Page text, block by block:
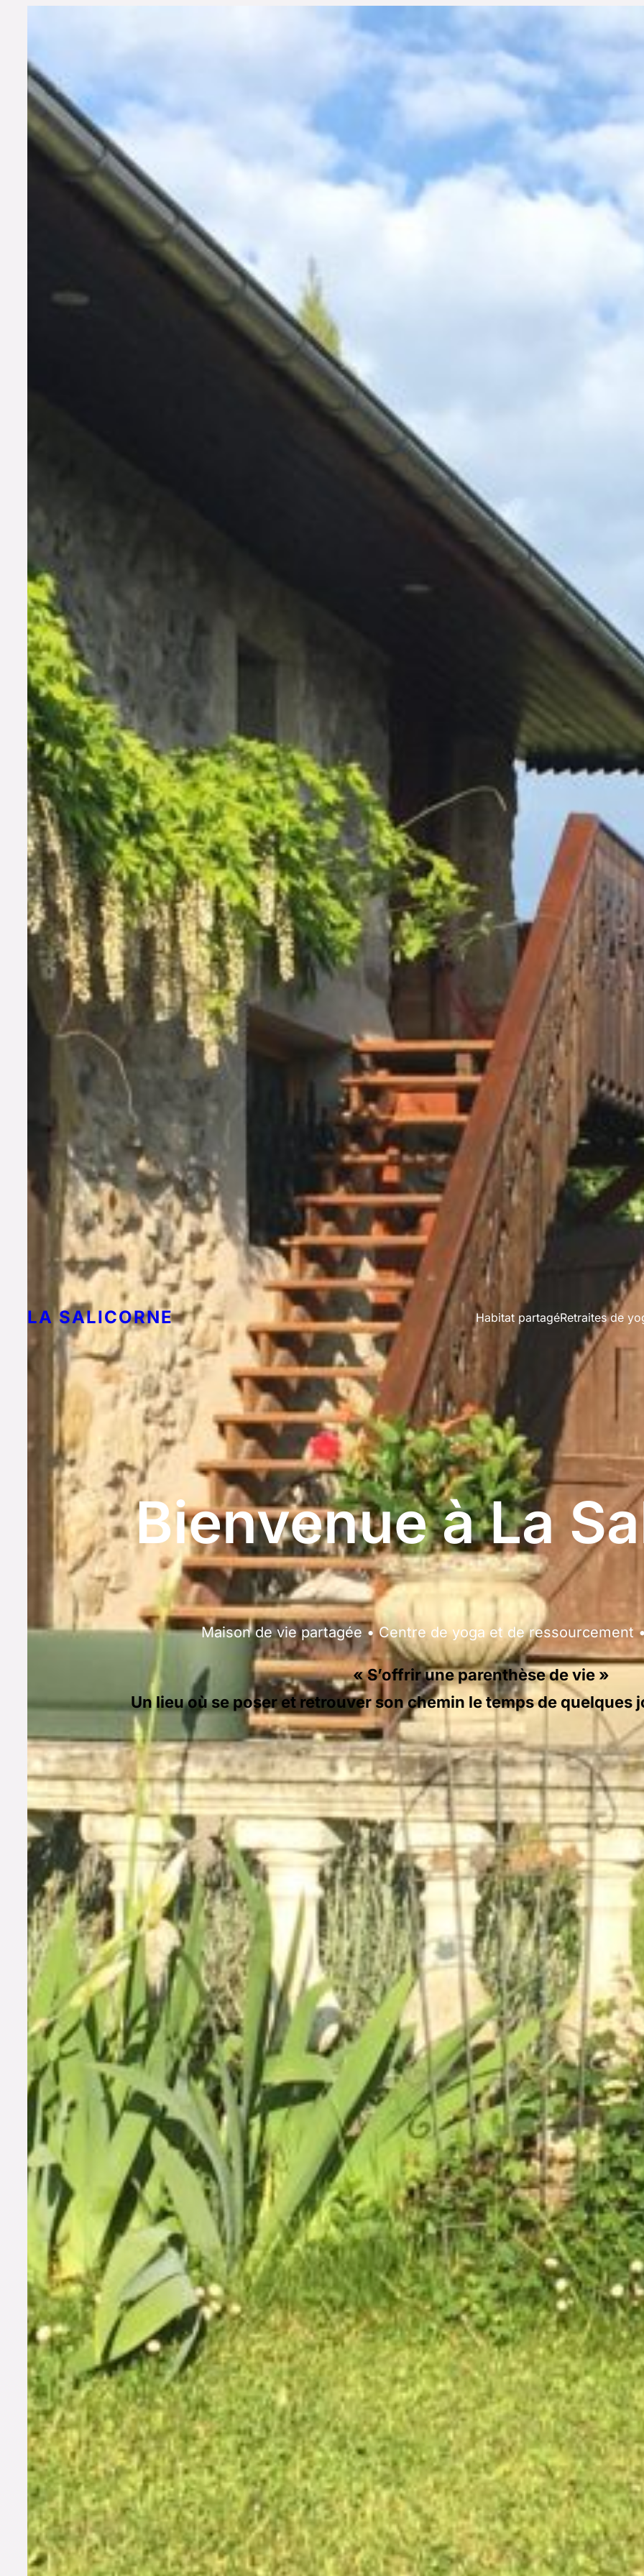
LA SALICORNE Habitat partagéRetraites de
Bienvenue à La
Maison de vie partagée • Centre de yoga et de ressourcement
« S’offrir une parenthèse de vie »
Un lieu où se poser et retrouver son chemin le temps de